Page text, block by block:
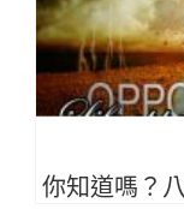
你知道嗎？